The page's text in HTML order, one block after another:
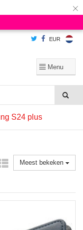
×
EUR
S24 plus
Meest bekeken
Is dat akkoord?
Ja